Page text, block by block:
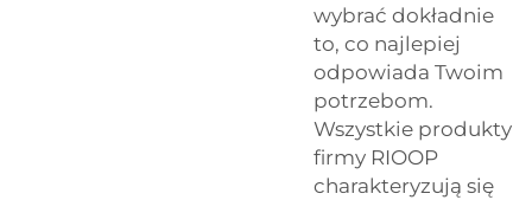
wybrać dokładnie
to, co najlepiej
odpowiada Twoim
potrzebom.
Wszystkie produkty
firmy RIOOP
charakteryzują się